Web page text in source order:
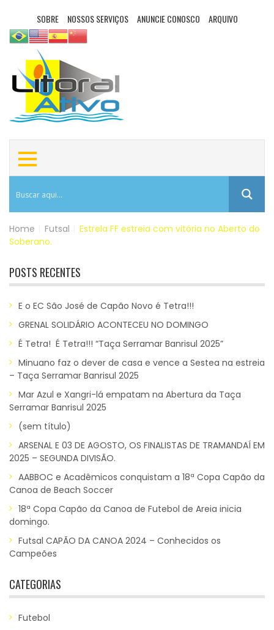
SOBRE NOSSOS SERVIÇOS ANUNCIE CONOSCO ARQUIVO
Home Futsal
Estrela FF estreia com vitória no Aberto do
Soberano.
POSTS RECENTES
E o EC São José de Capão Novo é Tetra!!!
GRENAL SOLIDÁRIO ACONTECEU NO DOMINGO
É Tetra! É Tetra!!! “Taça Serramar Banrisul 2025”
Minuano faz o dever de casa e vence a Sestea na estreia
– Taça Serramar Banrisul 2025
Mar Azul e Xangri-lá empatam na Abertura da Taça
Serramar Banrisul 2025
(sem título)
ARSENAL E 03 DE AGOSTO, OS FINALISTAS DE TRAMANDAÍ EM
2025 – SEGUNDA DIVISÃO.
AABBOC e Acadêmicos conquistam a 18ª Copa Capão da
Canoa de Beach Soccer
18ª Copa Capão da Canoa de Futebol de Areia inicia
domingo.
Futsal CAPÃO DA CANOA 2024 – Conhecidos os
Campeões
CATEGORIAS
Futebol